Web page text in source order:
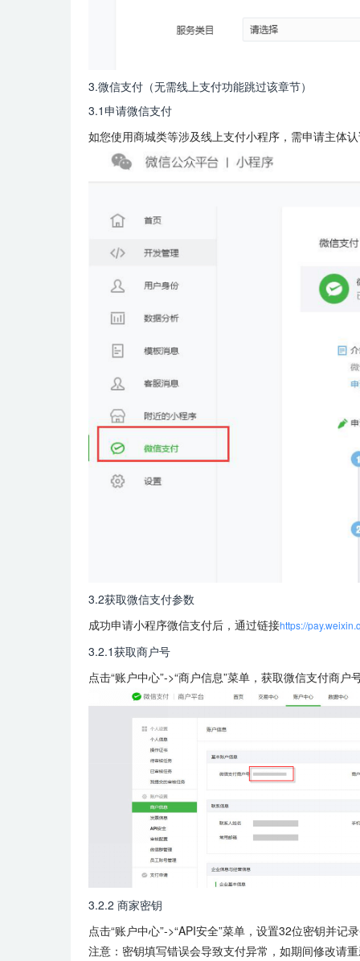
3.微信支付（无需线上支付功能跳过该章节）
3.1申请微信支付
如您使用商城类等涉及线上支付小程序，需申请主体
3.2获取微信支付参数
成功申请小程序微信支付后，通过链接https://
3.2.1获取商户号
点击“账户中心”->“商户信息”菜单，获取微信支付商户
3.2.2 商家密钥
点击“账户中心”->“API安全”菜单，设置32位密钥并记
注意：密钥填写错误会导致支付异常，如期间修改请